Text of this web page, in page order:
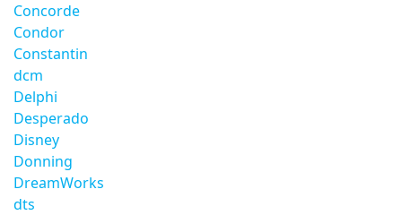
Concorde
Condor
Constantin
dcm
Delphi
Desperado
Disney
Donning
DreamWorks
dts